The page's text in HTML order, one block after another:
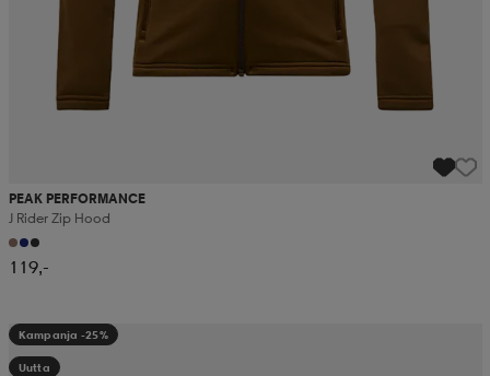
PEAK PERFORMANCE
J Rider Zip Hood
119,-
Kampanja -25%
Uutta